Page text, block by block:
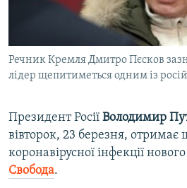
ВІДЕОУРОКИ «ELIFBE»
УКРАЇНСЬКА ПРОБЛЕМА КРИМУ
Qırımtatar
Усі сайти RFE/RL
Речник Кремля Дмитро Пєсков
лідер щепитиметься одним із
Президент Росії Володимир
вівторок, 23 березня, отримає
коронавірусної інфекції
Свобода.